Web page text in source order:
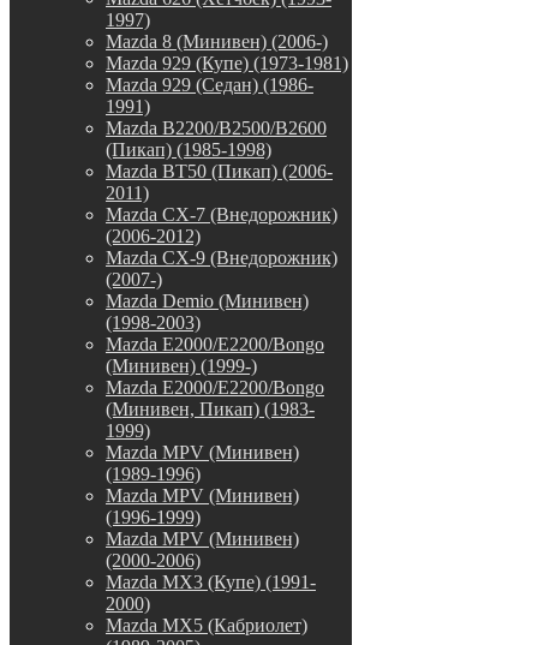
1997)
Mazda 8 (Минивен) (2006-)
Mazda 929 (Купе) (1973-1981)
Mazda 929 (Седан) (1986-
1991)
Mazda B2200/B2500/B2600
(Пикап) (1985-1998)
Mazda BT50 (Пикап) (2006-
2011)
Mazda CX-7 (Внедорожник)
(2006-2012)
Mazda CX-9 (Внедорожник)
(2007-)
Mazda Demio (Минивен)
(1998-2003)
Mazda E2000/E2200/Bongo
(Минивен) (1999-)
Mazda E2000/E2200/Bongo
(Минивен, Пикап) (1983-
1999)
Mazda MPV (Минивен)
(1989-1996)
Mazda MPV (Минивен)
(1996-1999)
Mazda MPV (Минивен)
(2000-2006)
Mazda MX3 (Купе) (1991-
2000)
Mazda MX5 (Кабриолет)